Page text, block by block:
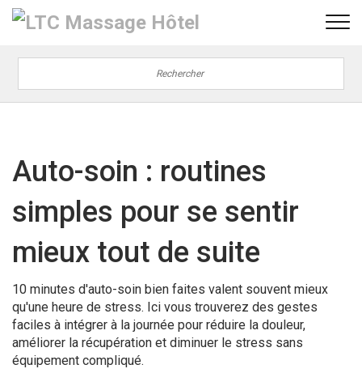
Auto-soin : routines
simples pour se sentir
mieux tout de suite
10 minutes d'auto-soin bien faites valent souvent mieux
qu'une heure de stress. Ici vous trouverez des gestes
faciles à intégrer à la journée pour réduire la douleur,
améliorer la récupération et diminuer le stress sans
équipement compliqué.